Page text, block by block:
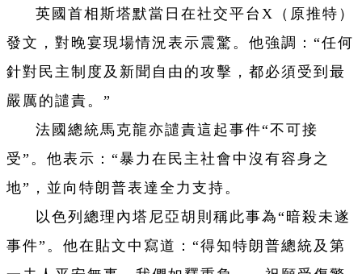
英國首相斯塔默當日在社交平台X（原推特）
發文，對晚宴現場情況表示震驚。他強調：“任何
針對民主制度及新聞自由的攻擊，都必須受到最
嚴厲的譴責。”
法國總統馬克龍亦譴責這起事件“不可接
受”。他表示：“暴力在民主社會中沒有容身之
地”，並向特朗普表達全力支持。
以色列總理內塔尼亞胡則稱此事為“暗殺未遂
事件”。他在貼文中寫道：“得知特朗普總統及第